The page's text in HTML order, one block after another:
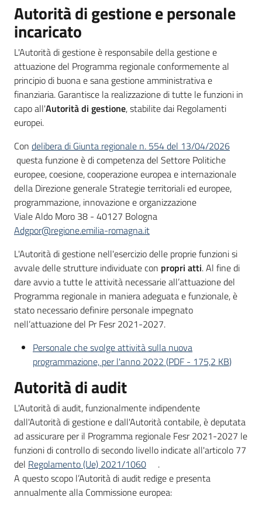
Servizi
Comunicazione
e
Seguici
su
Autorità di gestione e personale
incaricato
L'Autorità di gestione è responsabile della gestione e
attuazione del Programma regionale conformemente al
principio di buona e sana gestione amministrativa e
finanziaria. Garantisce la realizzazione di tutte le funzioni in
capo all'Autorità di gestione, stabilite dai Regolamenti
europei.
Con delibera di Giunta regionale n. 554 del 13/04/2026
questa funzione è di competenza del Settore Politiche
europee, coesione, cooperazione europea e internazionale
della Direzione generale Strategie territoriali ed europee,
programmazione, innovazione e organizzazione
Viale Aldo Moro 38 - 40127 Bologna
Adgpor@regione.emilia-romagna.it
L'Autorità di gestione nell'esercizio delle proprie funzioni si
avvale delle strutture individuate con propri atti. Al fine di
dare avvio a tutte le attività necessarie all’attuazione del
Programma regionale in maniera adeguata e funzionale, è
stato necessario definire personale impegnato
nell’attuazione del Pr Fesr 2021-2027.
Personale che svolge attività sulla nuova
programmazione, per l'anno 2022 (PDF - 175,2 KB)
Autorità di audit
L'Autorità di audit, funzionalmente indipendente
dall'Autorità di gestione e dall'Autorità contabile, è deputata
ad assicurare per il Programma regionale Fesr 2021-2027 le
funzioni di controllo di secondo livello indicate all'articolo 77
del Regolamento (Ue) 2021/1060
.
A questo scopo l’Autorità di audit redige e presenta
annualmente alla Commissione europea: